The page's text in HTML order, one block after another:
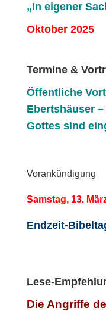
„In eigener
Oktober 2025
Termine &
Öffentliche V
Ebertshäuser
Gottes sind
Vorankündigung
Samstag, 13.
Endzeit-
Lese-
Die Angriffe